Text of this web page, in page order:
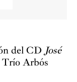
del CDJosé
Trío Arbós